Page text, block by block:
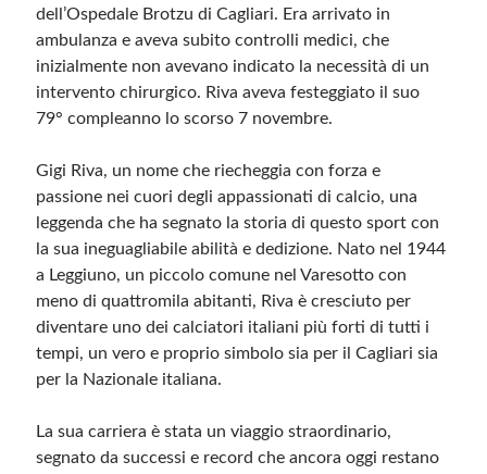
Accedi
Feed dei contenuti
WordPress.org
dell’Ospedale Brotzu di Cagliari. Era arrivato in
ambulanza e aveva subito controlli medici, che
inizialmente non avevano indicato la necessità di un
intervento chirurgico. Riva aveva festeggiato il suo
79° compleanno lo scorso 7 novembre.
Gigi Riva, un nome che riecheggia con forza e
passione nei cuori degli appassionati di calcio, una
leggenda che ha segnato la storia di questo sport con
la sua ineguagliabile abilità e dedizione. Nato nel 1944
a Leggiuno, un piccolo comune nel Varesotto con
meno di quattromila abitanti, Riva è cresciuto per
diventare uno dei calciatori italiani più forti di tutti i
tempi, un vero e proprio simbolo sia per il Cagliari sia
per la Nazionale italiana.
La sua carriera è stata un viaggio straordinario,
segnato da successi e record che ancora oggi restano